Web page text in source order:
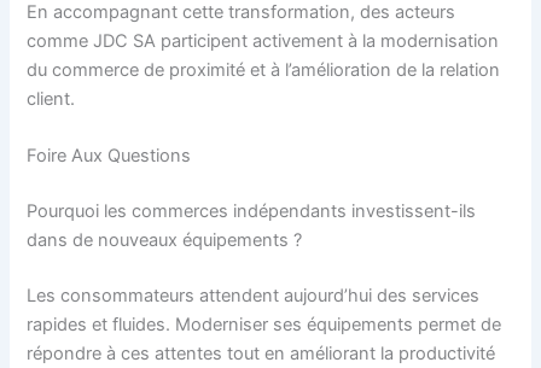
En accompagnant cette transformation, des acteurs
comme JDC SA participent activement à la modernisation
du commerce de proximité et à l’amélioration de la relation
client.
Foire Aux Questions
Pourquoi les commerces indépendants investissent-ils
dans de nouveaux équipements ?
Les consommateurs attendent aujourd’hui des services
rapides et fluides. Moderniser ses équipements permet de
répondre à ces attentes tout en améliorant la productivité